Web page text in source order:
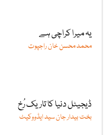
یہ میرا کراچی ہے
محمد محسن خان راجپوت
ڈیجیٹل دنیا کا تاریک رُخ
بخت بیدار جان سید ایڈووکیٹ